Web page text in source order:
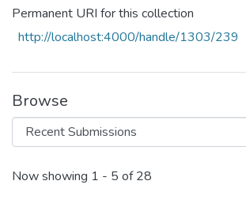
Permanent URI for this collection
http://localhost:4000/handle/1303/239
Browse
Recent Submissions
Now showing 1 - 5 of 28